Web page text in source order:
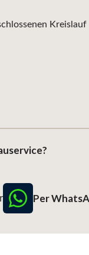
Kreislauf
Per